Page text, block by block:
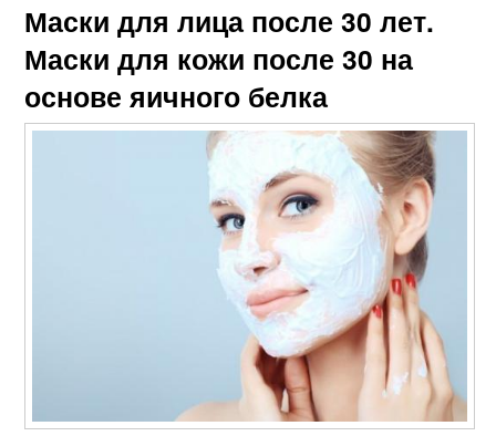
Маски для лица после 30 лет.
Маски для кожи после 30 на
основе яичного белка